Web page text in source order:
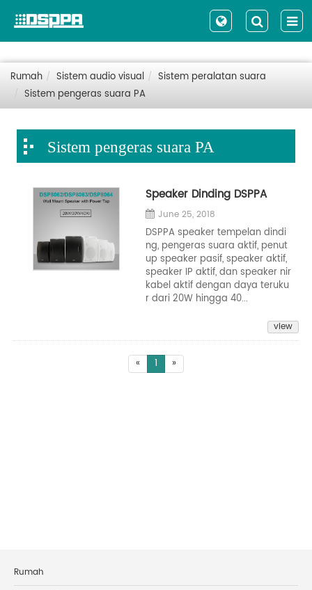
Rumah Sistem audio visual
Sistem peralatan suara
Sistem pengeras suara PA
Sistem pengeras suara PA
Speaker Dinding DSPPA
June 25, 2018
DSPPA speaker tempelan dindi
ng, pengeras suara aktif, penut
up speaker pasif, speaker aktif,
speaker IP aktif, dan speaker nir
kabel aktif dengan daya teruku
r dari 20W hingga 40...
view
« 1 »
Rumah